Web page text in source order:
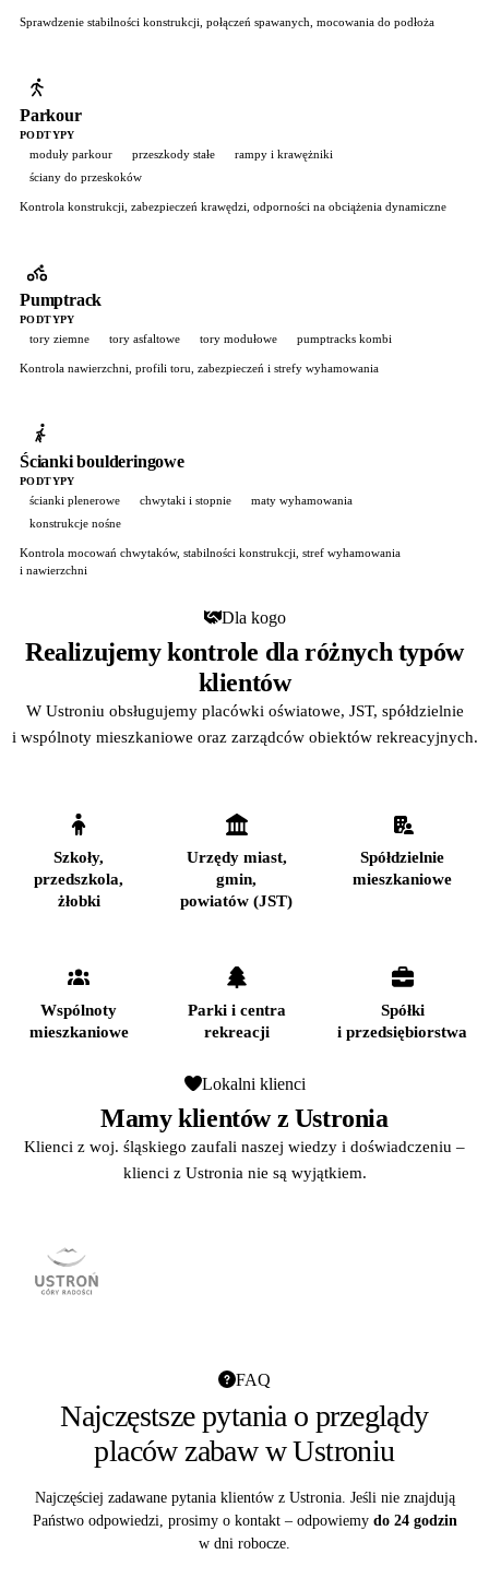
Sprawdzenie stabilności konstrukcji, połączeń spawanych, mocowania do podłoża
Parkour
PODTYPY
moduły parkour przeszkody stałe
rampy i krawężniki
ściany do przeskoków
Kontrola konstrukcji, zabezpieczeń krawędzi, odporności na obciążenia dynamiczne
Pumptrack
PODTYPY
tory ziemne tory asfaltowe tory modułowe pumptracks kombi
Kontrola nawierzchni, profili toru, zabezpieczeń i strefy wyhamowania
Ścianki boulderingowe
PODTYPY
ścianki plenerowe chwytaki i stopnie
maty wyhamowania
konstrukcje nośne
Kontrola mocowań chwytaków, stabilności konstrukcji, stref wyhamowania
i nawierzchni
Dla kogo
Realizujemy kontrole dla różnych typów
klientów
W Ustroniu obsługujemy placówki oświatowe, JST, spółdzielnie
i wspólnoty mieszkaniowe oraz zarządców obiektów rekreacyjnych.
Szkoły,
przedszkola,
żłobki
Urzędy miast,
gmin,
powiatów (JST)
Spółdzielnie
mieszkaniowe
Wspólnoty
mieszkaniowe
Parki i centra
rekreacji
Spółki
i przedsiębiorstwa
Lokalni klienci
Mamy klientów z Ustronia
Klienci z woj. śląskiego zaufali naszej wiedzy i doświadczeniu –
klienci z Ustronia nie są wyjątkiem.
FAQ
Najczęstsze pytania o przeglądy
placów zabaw w Ustroniu
Najczęściej zadawane pytania klientów z Ustronia. Jeśli nie znajdują
Państwo odpowiedzi, prosimy o kontakt – odpowiemy do 24 godzin
w dni robocze.